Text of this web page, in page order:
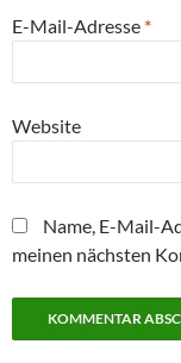
E-Mail-Adresse *
Website
Name, E-Mail-
meinen nächsten